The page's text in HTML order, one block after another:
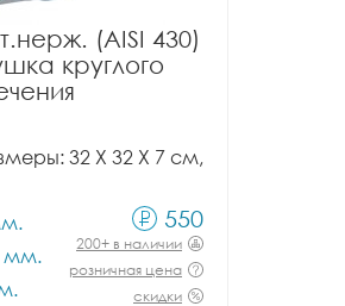
(AISI 430)
круглого
32 X 32 X 7 см,
мм.
550
200+ в наличии
розничная цена
скидки